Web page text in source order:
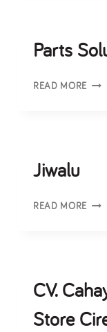
Parts
READ MORE
Jiwalu
READ MORE
CV.
Store